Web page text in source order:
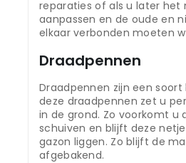
reparaties of als u later het
aanpassen en de oude en
elkaar verbonden moeten
Draadpennen
Draadpennen zijn een soort
deze draadpennen zet u
in de grond. Zo voorkomt u
schuiven en blijft deze
gazon liggen. Zo blijft de
afgebakend.